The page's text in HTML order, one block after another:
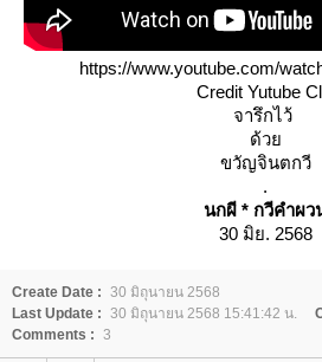
https://www.youtube.com/
Credit Yutube
จารึกไว้
ด้ว
ขวัญจินตกวี
.
นกผี * กวีคำผว
30 มิย. 2568
Create Date : 30 มิถุนายน 2568
Last Update : 30 มิถุนายน 2568 15:41:42 น.
Comments : 3